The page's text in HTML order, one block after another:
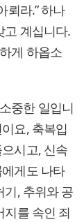
뢰라.” 하나
고 계십니다.
게 하옵소
중한 일입니
요, 축복입
시고, 신속
게도 나타
기, 추위와 공
지를 속인 죄